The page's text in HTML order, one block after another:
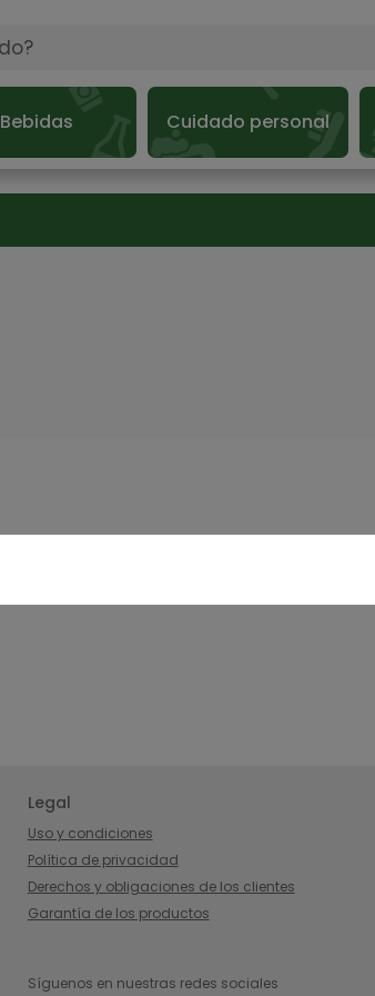
Bebidas Cuidado personal
Legal
Uso y condiciones
Política de privacidad
Derechos y obligaciones de los clientes
Garantía de los productos
Síguenos en nuestras redes sociales